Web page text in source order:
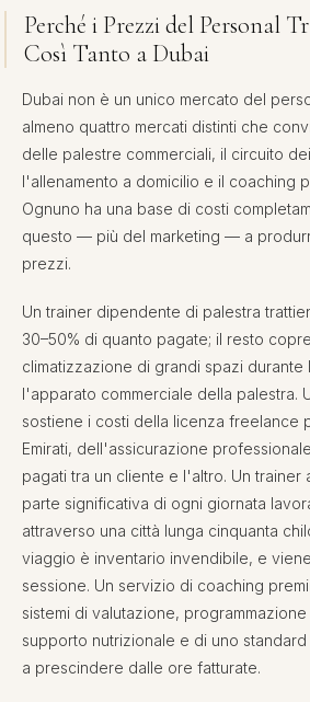
Perché i Prezzi del Personal
Così Tanto a Dubai
Dubai non è un unico mercato del
almeno quattro mercati distinti che
delle palestre commerciali, il circuito
l'allenamento a domicilio e il coaching
Ognuno ha una base di costi
questo — più del marketing — a
prezzi.
Un trainer dipendente di palestra
30–50% di quanto pagate; il resto
climatizzazione di grandi spazi
l'apparato commerciale della palestra.
sostiene i costi della licenza freelance
Emirati, dell'assicurazione
pagati tra un cliente e l'altro. Un trainer
parte significativa di ogni giornata
attraverso una città lunga cinquanta
viaggio è inventario invendibile, e
sessione. Un servizio di coaching
sistemi di valutazione,
supporto nutrizionale e di uno
a prescindere dalle ore fatturate.